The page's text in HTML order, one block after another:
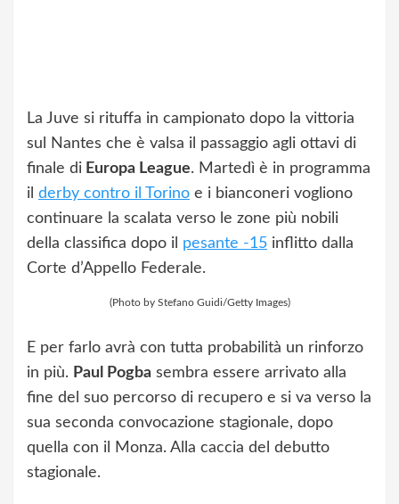
La Juve si rituffa in campionato dopo la vittoria
sul Nantes che è valsa il passaggio agli ottavi di
finale di Europa League. Martedì è in programma
il derby contro il Torino e i bianconeri vogliono
continuare la scalata verso le zone più nobili
della classifica dopo il pesante -15 inflitto dalla
Corte d’Appello Federale.
(Photo by Stefano Guidi/Getty Images)
E per farlo avrà con tutta probabilità un rinforzo
in più. Paul Pogba sembra essere arrivato alla
fine del suo percorso di recupero e si va verso la
sua seconda convocazione stagionale, dopo
quella con il Monza. Alla caccia del debutto
stagionale.